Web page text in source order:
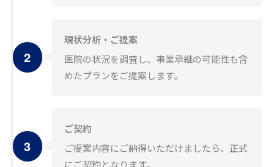
現状分析・ご提案
医院の状況を調査し、事業承継の可能性も含
めたプランをご提案します。
ご契約
ご提案内容にご納得いただけましたら、正式
にご契約となります。